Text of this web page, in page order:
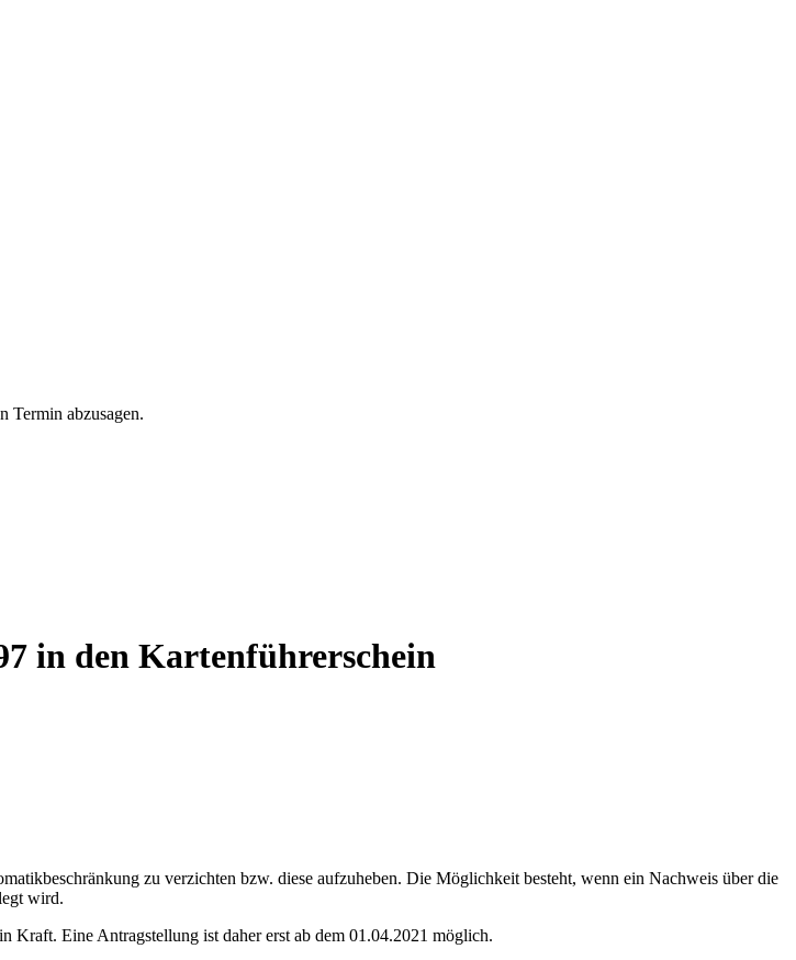
Termin abzusagen.
in den Kartenführerschein
zu verzichten bzw. diese aufzuheben. Die Möglichkeit besteht, wenn ein Nachweis über die
wird.
Eine Antragstellung ist daher erst ab dem 01.04.2021 möglich.